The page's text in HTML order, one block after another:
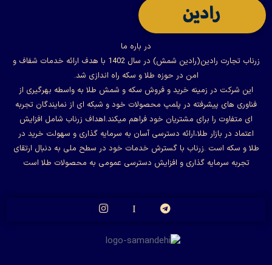
در باره ما
زرناب تجارت رادین(رادین شمش) در سال 1402 با هدف ارائه خدمات شفاف و
امن در حوزه طلا و سکه راه اندازی شد.
این شرکت در زمینه خرید و فروش سکه و شمش طلا به واسطه بهرگیری از
فناوری های پیشرفته در پلمپ محصولات خود و شبکه ای از نمایندگان تجربه
ای متفاوت را برای مشتریان خود فراهم میکند.اهداف زرناب شامل افزایش
اعتماد در بازار طلا،ارائه دسترسی آسان به سرمایه گذاری و سهولت خرید در
طلا و سکه است .زرناب با گسترش خدمات خود در سطح ملی به دنبال ارتقای
تجربه سرمایه گذاری و افزایش دسترسی عمومی به محصولات طلا است